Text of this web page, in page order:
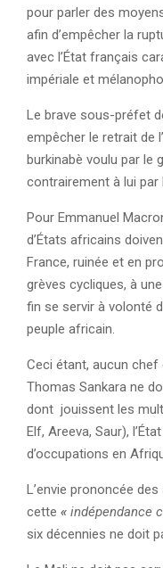
pour parler des
afin d’empêcher la
avec l’État français
impériale et
Le brave sous-préfet
empêcher le retrait de
burkinabè voulu par le
contrairement à lui par
Pour Emmanuel
d’États africains
France, ruinée et en
grèves cycliques, à
fin se servir à volonté
peuple africain.
Ceci étant, aucun chef
Thomas Sankara ne
dont jouissent les
Elf, Areeva, Saur),
d’occupations en
L’envie prononcée
cette « indépendance
six décennies ne doit